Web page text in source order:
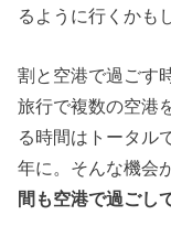
るように行くかも
割と空港で過ごす
旅行で複数の空港
る時間はトータル
年に。そんな機会
間も空港で過ごし